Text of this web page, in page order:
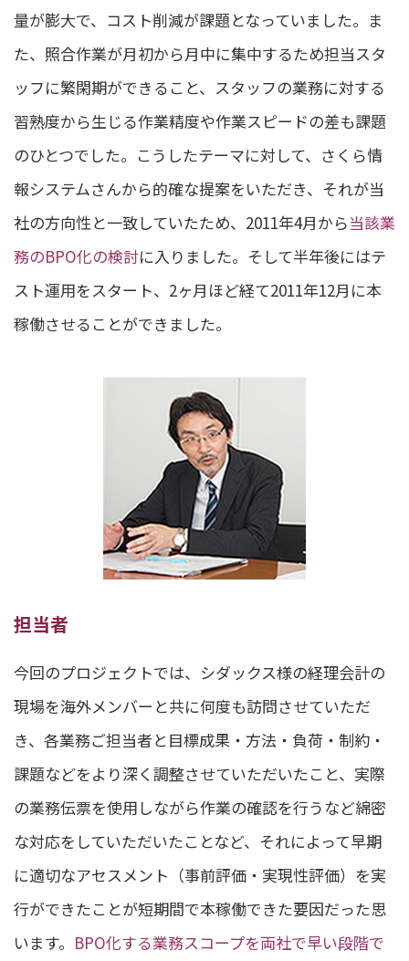
量が膨大で、コスト削減が課題となっていました。ま
た、照合作業が月初から月中に集中するため担当スタ
ッフに繁閑期ができること、スタッフの業務に対する
習熟度から生じる作業精度や作業スピードの差も課題
のひとつでした。こうしたテーマに対して、さくら情
報システムさんから的確な提案をいただき、それが当
社の方向性と一致していたため、2011年4月から当該業
務のBPO化の検討に入りました。そして半年後にはテ
スト運用をスタート、2ヶ月ほど経て2011年12月に本
稼働させることができました。
担当者
今回のプロジェクトでは、シダックス様の経理会計の
現場を海外メンバーと共に何度も訪問させていただ
き、各業務ご担当者と目標成果・方法・負荷・制約・
課題などをより深く調整させていただいたこと、実際
の業務伝票を使用しながら作業の確認を行うなど綿密
な対応をしていただいたことなど、それによって早期
に適切なアセスメント（事前評価・実現性評価）を実
行ができたことが短期間で本稼働できた要因だった思
います。 BPO化する業務スコープを両社で早い段階で